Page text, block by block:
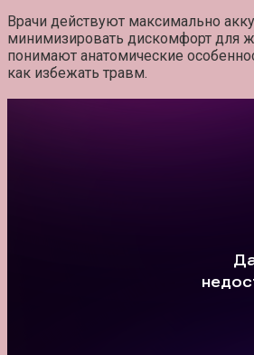
Врачи действуют максимально
минимизировать дискомфорт для
понимают анатомические
как избежать травм.